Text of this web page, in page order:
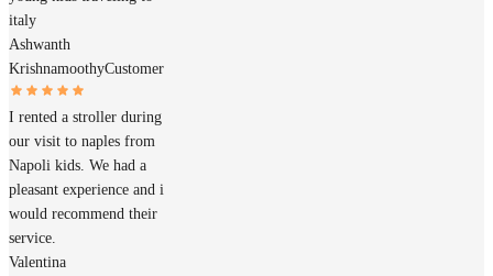
italy
Ashwanth
KrishnamoothyCustomer
I rented a stroller during
our visit to naples from
Napoli kids. We had a
pleasant experience and i
would recommend their
service.
Valentina